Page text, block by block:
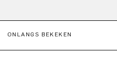
ONLANGS BEKEKEN